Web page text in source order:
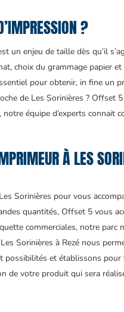
?
un enjeu de taille dès qu’il
choix du grammage papier
pour obtenir, in fine un
de Les Sorinières ? Offset
notre équipe d’experts
À LES
Sorinières pour vous
quantités, Offset 5 vous
commerciales, notre
Sorinières à Rezé nous
possibilités et établissons
de votre produit qui sera